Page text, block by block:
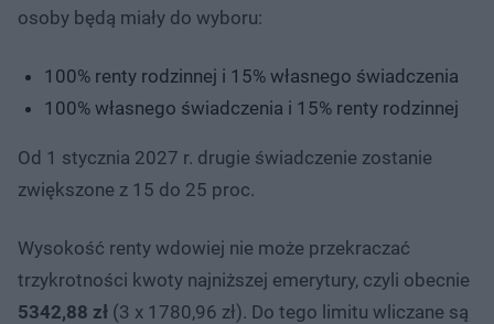
osoby będą miały do wyboru:
100% renty rodzinnej i 15% własnego świadczenia
100% własnego świadczenia i 15% renty rodzinnej
Od 1 stycznia 2027 r. drugie świadczenie zostanie
zwiększone z 15 do 25 proc.
Wysokość renty wdowiej nie może przekraczać
trzykrotności kwoty najniższej emerytury, czyli obecnie
5342,88 zł (3 x 1780,96 zł). Do tego limitu wliczane są